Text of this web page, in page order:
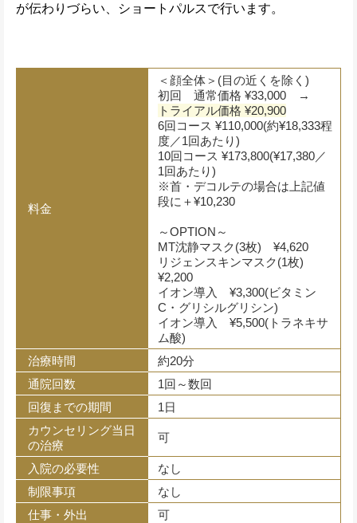
が伝わりづらい、ショートパルスで行います。
料金
＜顔全体＞(目の近くを除く)
初回 通常価格 ¥33,000 →
トライアル価格 ¥20,900
6回コース ¥110,000(約¥18,333程
度／1回あたり)
10回コース ¥173,800(¥17,380／
1回あたり)
※首・デコルテの場合は上記値
段に＋¥10,230
～OPTION～
MT沈静マスク(3枚) ¥4,620
リジェンスキンマスク(1枚)
¥2,200
イオン導入 ¥3,300(ビタミン
C・グリシルグリシン)
イオン導入 ¥5,500(トラネキサ
ム酸)
治療時間
約20分
通院回数
1回～数回
回復までの期間
1日
カウンセリング当日
の治療
可
入院の必要性
なし
制限事項
なし
仕事・外出
可